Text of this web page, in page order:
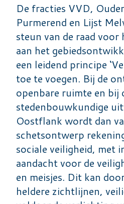
De fracties VVD,
Purmerend en Lijst
steun van de raad
aan het
een leidend principe
toe te voegen. Bij de
openbare ruimte en bij
stedenbouwkundige
Oostflank wordt dan
schetsontwerp
sociale veiligheid, met
aandacht voor de
en meisjes. Dit kan
heldere zichtlijnen,